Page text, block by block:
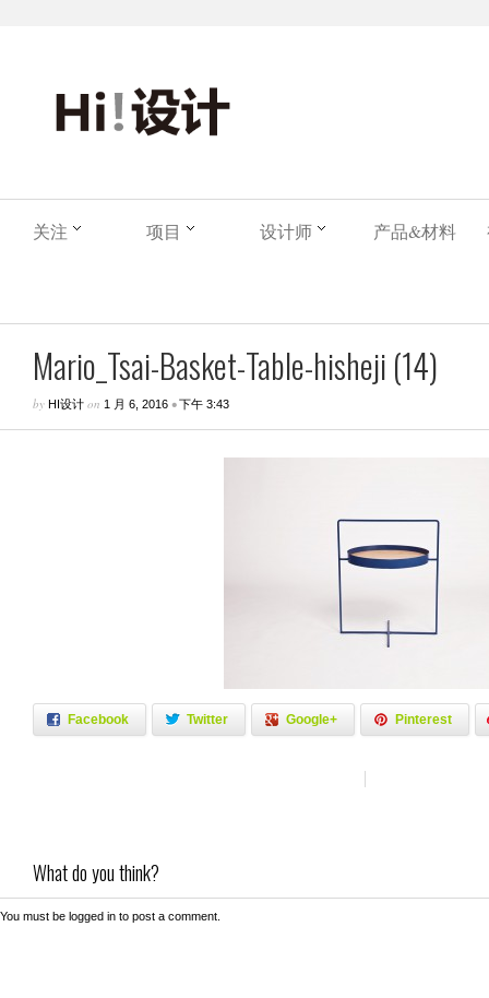
关注 项目 设计师 产品&材料
Mario_Tsai-Basket-Table-hisheji (14)
by HI设计 on 1 月 6, 2016 •下午 3:43
Facebook Twitter Google+ Pinterest
What do you think?
You must be logged in to post a comment.